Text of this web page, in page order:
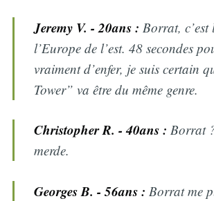
Jeremy V. - 20ans : Borrat, c’est
l’Europe de l’est. 48 secondes
vraiment d’enfer, je suis certain
Tower” va être du même genre.
Christopher R. - 40ans : Borrat
merde.
Georges B. - 56ans : Borrat me